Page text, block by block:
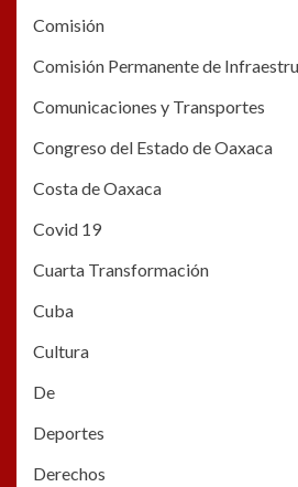
Comisión
Comisión Permanente de
Comunicaciones y Transportes
Congreso del Estado de Oaxaca
Costa de Oaxaca
Covid 19
Cuarta Transformación
Cuba
Cultura
De
Deportes
Derechos